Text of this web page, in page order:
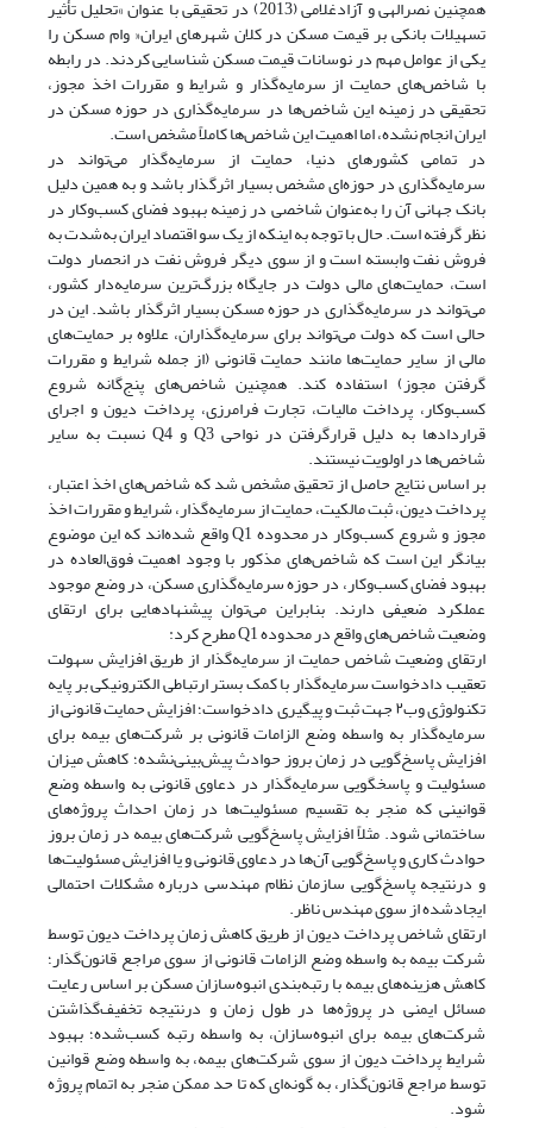
همچنین نصرالهی و آزادغلامی (2013) در تحقیقی با عنوان »تحلیل تأثیر
تسهیلات بانکی بر قیمت مسکن در کلان شهرهای ایران« وام مسکن را
یکی از عوامل مهم در نوسانات قیمت مسکن شناسایی کردند. در رابطه
با شاخص‌های حمایت از سرمایه‌گذار و شرایط و مقررات اخذ مجوز،
تحقیقی در زمینه این شاخص‌ها در سرمایه‌گذاری در حوزه مسکن در
ایران انجام نشده، اما اهمیت این شاخص‌ها کاملاً مشخص است.
در تمامی کشورهای دنیا، حمایت از سرمایه‌گذار می‌تواند در
سرمایه‌گذاری در حوزه‌ای مشخص بسیار اثرگذار باشد و به همین دلیل
بانک جهانی آن را به‌عنوان شاخصی در زمینه بهبود فضای کسب‌وکار در
نظر گرفته است. حال با توجه به اینکه از یک سو اقتصاد ایران به‌شدت به
فروش نفت وابسته است و از سوی دیگر فروش نفت در انحصار دولت
است، حمایت‌های مالی دولت در جایگاه بزرگ‌ترین سرمایه‌دار کشور،
می‌تواند در سرمایه‌گذاری در حوزه مسکن بسیار اثرگذار باشد. این در
حالی است که دولت می‌تواند برای سرمایه‌گذاران، علاوه بر حمایت‌های
مالی از سایر حمایت‌ها مانند حمایت قانونی (از جمله شرایط و مقررات
گرفتن مجوز) استفاده کند. همچنین شاخص‌های پنج‌گانه شروع
کسب‌وکار، پرداخت مالیات، تجارت فرامرزی، پرداخت دیون و اجرای
قراردادها به دلیل قرارگرفتن در نواحی Q3 و Q4 نسبت به سایر
شاخص‌ها در اولویت نیستند.
بر اساس نتایج حاصل از تحقیق مشخص شد که شاخص‌های اخذ اعتبار،
پرداخت دیون، ثبت مالکیت، حمایت از سرمایه‌گذار، شرایط و مقررات اخذ
مجوز و شروع کسب‌وکار در محدوده Q1 واقع شده‌اند که این موضوع
بیانگر این است که شاخص‌های مذکور با وجود اهمیت فوق‌العاده در
بهبود فضای کسب‌وکار، در حوزه سرمایه‌گذاری مسکن، در وضع موجود
عملکرد ضعیفی دارند. بنابراین می‌توان پیشنهادهایی برای ارتقای
وضعیت شاخص‌های واقع در محدوده Q1 مطرح کرد:
ارتقای وضعیت شاخص حمایت از سرمایه‌گذار از طریق افزایش سهولت
تعقیب دادخواست سرمایه‌گذار با کمک بستر ارتباطی الکترونیکی بر پایه
تکنولوژی وب۲‌ جهت ثبت و پیگیری دادخواست؛ افزایش حمایت قانونی از
سرمایه‌گذار به واسطه وضع الزامات قانونی بر شرکت‌های بیمه برای
افزایش پاسخ‌گویی در زمان بروز حوادث پیش‌بینی‌نشده؛ کاهش میزان
مسئولیت و پاسخگویی سرمایه‌گذار در دعاوی قانونی به واسطه وضع
قوانینی که منجر به تقسیم مسئولیت‌ها در زمان احداث پروژه‌های
ساختمانی شود. مثلاً افزایش پاسخ‌گویی شرکت‌های بیمه در زمان بروز
حوادث کاری و پاسخ‌گویی آن‌ها در دعاوی قانونی و یا افزایش مسئولیت‌ها
و درنتیجه پاسخ‌گویی سازمان نظام مهندسی درباره مشکلات احتمالی
ایجادشده از سوی مهندس ناظر.
ارتقای شاخص پرداخت دیون از طریق کاهش زمان پرداخت دیون توسط
شرکت بیمه به واسطه وضع الزامات قانونی از سوی مراجع قانون‌گذار؛
کاهش هزینه‌های بیمه با رتبه‌بندی انبوه‌سازان مسکن بر اساس رعایت
مسائل ایمنی در پروژه‌ها در طول زمان و درنتیجه تخفیف‌گذاشتن
شرکت‌های بیمه برای انبوه‌سازان، به واسطه رتبه کسب‌شده؛ بهبود
شرایط پرداخت دیون از سوی شرکت‌های بیمه، به واسطه وضع قوانین
توسط مراجع قانون‌گذار، به گونه‌ای که تا حد ممکن منجر به اتمام پروژه
شود.